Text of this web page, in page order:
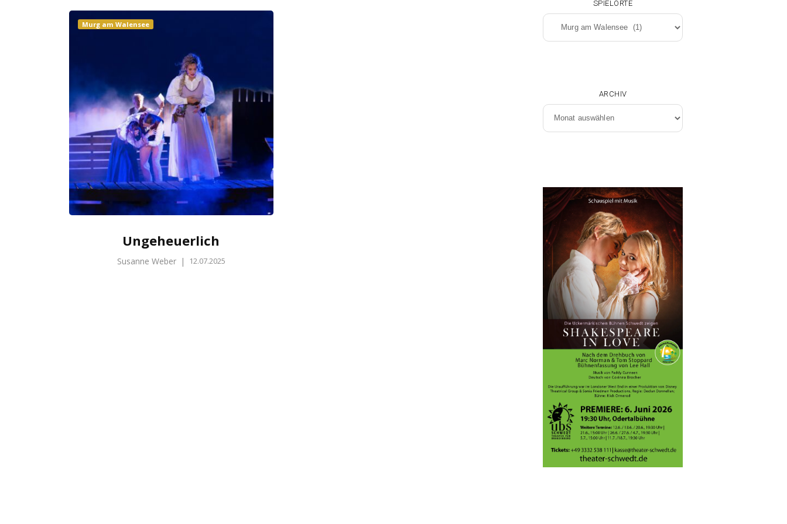
Murg am Walensee
Ungeheuerlich
Susanne Weber | 12.07.2025
SPIELORTE
Spielorte
ARCHIV
Archiv